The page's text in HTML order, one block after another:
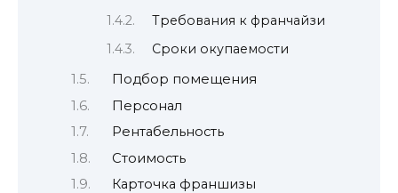
Требования к франчайзи
Сроки окупаемости
Подбор помещения
Персонал
Рентабельность
Стоимость
Карточка франшизы